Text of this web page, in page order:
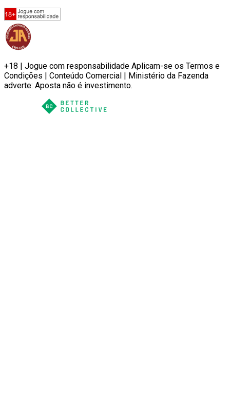
+18 | Jogue com responsabilidade Aplicam-se os Termos e
Condições | Conteúdo Comercial | Ministério da Fazenda
adverte: Aposta não é investimento.